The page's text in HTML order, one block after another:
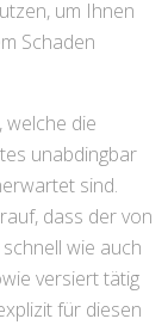
um Ihnen
Schaden
welche die
unabdingbar
sind.
dass der von
wie auch
versiert tätig
für diesen